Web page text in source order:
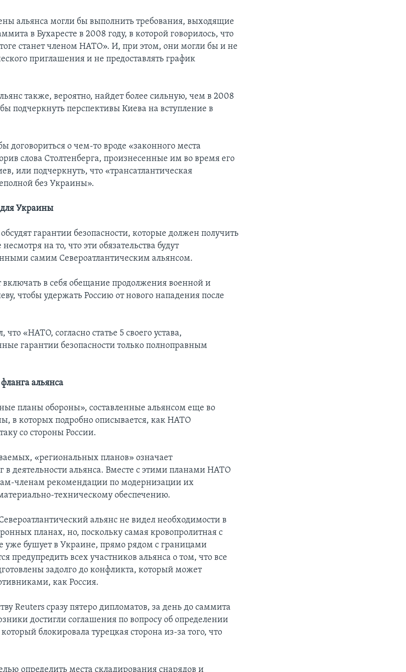
альянса могли бы выполнить требования, выходящие
в Бухаресте в 2008 году, в которой говорилось, что
станет членом НАТО». И, при этом, они могли бы и не
приглашения и не предоставлять график
также, вероятно, найдет более сильную, чем в 2008
подчеркнуть перспективы Киева на вступление в
договориться о чем-то вроде «законного места
слова Столтенберга, произнесенные им во время его
или подчеркнуть, что «трансатлантическая
без Украины».
для Украины
гарантии безопасности, которые должен получить
на то, что эти обязательства будут
самим Североатлантическим альянсом.
включать в себя обещание продолжения военной и
чтобы удержать Россию от нового нападения после
что «НАТО, согласно статье 5 своего устава,
гарантии безопасности только полноправным
альянса
планы обороны», составленные альянсом еще во
в которых подробно описывается, как НАТО
со стороны России.
«региональных планов» означает
в деятельности альянса. Вместе с этими планами НАТО
членам рекомендации по модернизации их
техническому обеспечению.
альянс не видел необходимости в
планах, но, поскольку самая кровопролитная с
уже бушует в Украине, прямо рядом с границами
предупредить всех участников альянса о том, что все
задолго до конфликта, который может
как Россия.
Reuters сразу пятеро дипломатов, за день до саммита
достигли соглашения по вопросу об определении
блокировала турецкая сторона из-за того, что
определить места складирования снарядов и